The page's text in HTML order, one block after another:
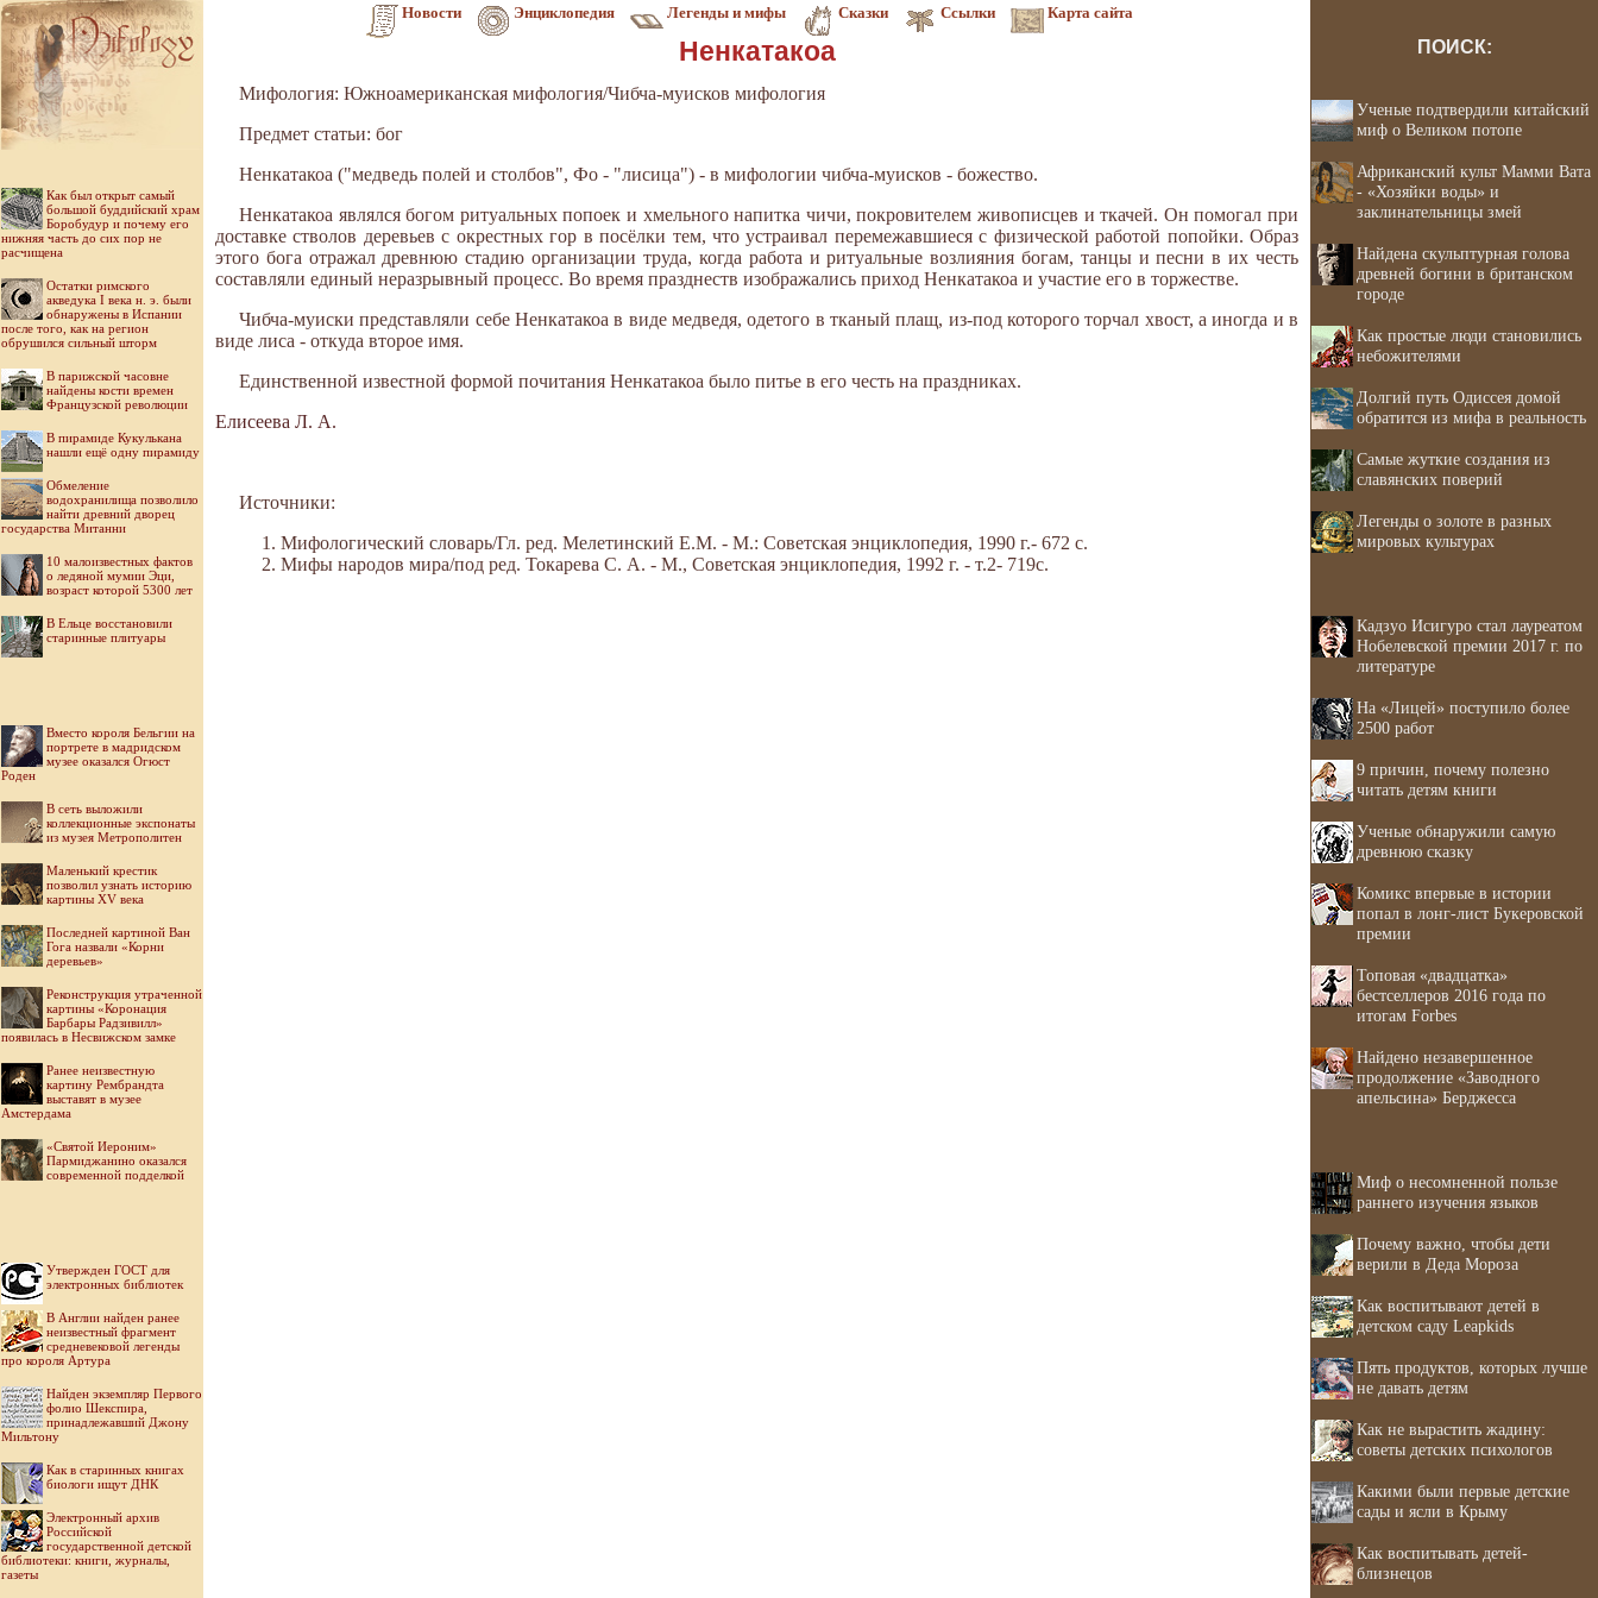
Новости Энциклопедия Легенды и мифы Сказки Ссылки Карта сайта
Как был открыт самый
большой буддийский храм
Боробудур и почему его
нижняя часть до сих пор не
расчищена
Остатки римского
акведука I века н. э. были
обнаружены в Испании
после того, как на регион
обрушился сильный шторм
В парижской часовне
найдены кости времен
Французской революции
В пирамиде Кукулькана
нашли ещё одну пирамиду
Обмеление
водохранилища позволило
найти древний дворец
государства Митанни
10 малоизвестных фактов
о ледяной мумии Эци,
возраст которой 5300 лет
В Ельце восстановили
старинные плитуары
Вместо короля Бельгии на
портрете в мадридском
музее оказался Огюст
Роден
В сеть выложили
коллекционные экспонаты
из музея Метрополитен
Маленький крестик
позволил узнать историю
картины XV века
Последней картиной Ван
Гога назвали «Корни
деревьев»
Реконструкция утраченной
картины «Коронация
Барбары Радзивилл»
появилась в Несвижском замке
Ранее неизвестную
картину Рембрандта
выставят в музее
Амстердама
«Святой Иероним»
Пармиджанино оказался
современной подделкой
Утвержден ГОСТ для
электронных библиотек
В Англии найден ранее
неизвестный фрагмент
средневековой легенды
про короля Артура
Найден экземпляр Первого
фолио Шекспира,
принадлежавший Джону
Мильтону
Как в старинных книгах
биологи ищут ДНК
Электронный архив
Российской
государственной детской
библиотеки: книги, журналы,
газеты
Ненкатакоа
Мифология: Южноамериканская мифология/Чибча-муисков мифология
Предмет статьи: бог
Ненкатакоа ("медведь полей и столбов", Фо - "лисица") - в мифологии чибча-муисков - божество.
Ненкатакоа являлся богом ритуальных попоек и хмельного напитка чичи, покровителем живописцев и ткачей. Он помогал при
доставке стволов деревьев с окрестных гор в посёлки тем, что устраивал перемежавшиеся с физической работой попойки. Образ
этого бога отражал древнюю стадию организации труда, когда работа и ритуальные возлияния богам, танцы и песни в их честь
составляли единый неразрывный процесс. Во время празднеств изображались приход Ненкатакоа и участие его в торжестве.
Чибча-муиски представляли себе Ненкатакоа в виде медведя, одетого в тканый плащ, из-под которого торчал хвост, а иногда и в
виде лиса - откуда второе имя.
Единственной известной формой почитания Ненкатакоа было питье в его честь на праздниках.
Елисеева Л. А.
Источники:
Мифологический словарь/Гл. ред. Мелетинский Е.М. - М.: Советская энциклопедия, 1990 г.- 672 с.
Мифы народов мира/под ред. Токарева С. А. - М., Советская энциклопедия, 1992 г. - т.2- 719с.
ПОИСК:
Ученые подтвердили китайский
миф о Великом потопе
Африканский культ Мамми Вата
- «Хозяйки воды» и
заклинательницы змей
Найдена скульптурная голова
древней богини в британском
городе
Как простые люди становились
небожителями
Долгий путь Одиссея домой
обратится из мифа в реальность
Самые жуткие создания из
славянских поверий
Легенды о золоте в разных
мировых культурах
Кадзуо Исигуро стал лауреатом
Нобелевской премии 2017 г. по
литературе
На «Лицей» поступило более
2500 работ
9 причин, почему полезно
читать детям книги
Ученые обнаружили самую
древнюю сказку
Комикс впервые в истории
попал в лонг-лист Букеровской
премии
Топовая «двадцатка»
бестселлеров 2016 года по
итогам Forbes
Найдено незавершенное
продолжение «Заводного
апельсина» Берджесса
Миф о несомненной пользе
раннего изучения языков
Почему важно, чтобы дети
верили в Деда Мороза
Как воспитывают детей в
детском саду Leapkids
Пять продуктов, которых лучше
не давать детям
Как не вырастить жадину:
советы детских психологов
Какими были первые детские
сады и ясли в Крыму
Как воспитывать детей-
близнецов